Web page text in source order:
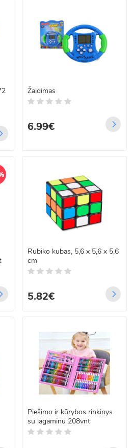
Žaidimas
6.99€
Rubiko kubas, 5,6 x 5,6 x 5,6
cm
5.82€
Piešimo ir kūrybos rinkinys
su lagaminu 208vnt